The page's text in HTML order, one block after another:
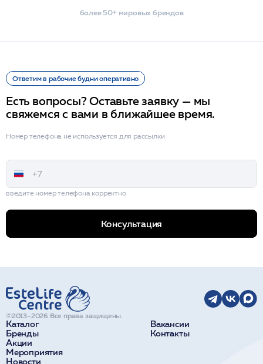
более 50+ мировых брендов
Ответим в рабочие будни оперативно
Есть вопросы? Оставьте заявку — мы
свяжемся с вами в ближайшее время.
Номер телефона не используется для рассылки
введите номер телефона корректно
Консультация
Каталог
Бренды
Акции
Мероприятия
Новости
Вакансии
Контакты
©2013–2026 Все права защищены.